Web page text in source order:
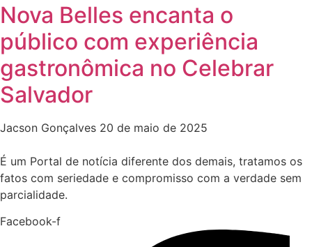
Nova Belles encanta o
público com experiência
gastronômica no Celebrar
Salvador
Jacson Gonçalves 20 de maio de 2025
É um Portal de notícia diferente dos demais, tratamos os
fatos com seriedade e compromisso com a verdade sem
parcialidade.
Facebook-f